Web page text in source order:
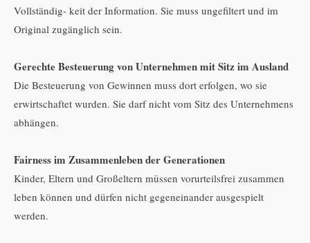
Vollständig- keit der Information. Sie muss ungefiltert und im
Original zugänglich sein.
Gerechte Besteuerung von Unternehmen mit Sitz im Ausland
Die Besteuerung von Gewinnen muss dort erfolgen, wo sie
erwirtschaftet wurden. Sie darf nicht vom Sitz des Unternehmens
abhängen.
Fairness im Zusammenleben der Generationen
Kinder, Eltern und Großeltern müssen vorurteilsfrei zusammen
leben können und dürfen nicht gegeneinander ausgespielt
werden.